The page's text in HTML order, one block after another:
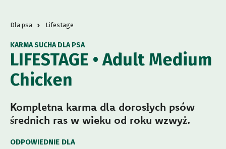
Dla psa Lifestage
LIFESTAGE • Adult Medium
Chicken
KARMA SUCHA DLA PSA
Kompletna karma dla dorosłych psów
średnich ras w wieku od roku wzwyż.
ODPOWIEDNIE DLA